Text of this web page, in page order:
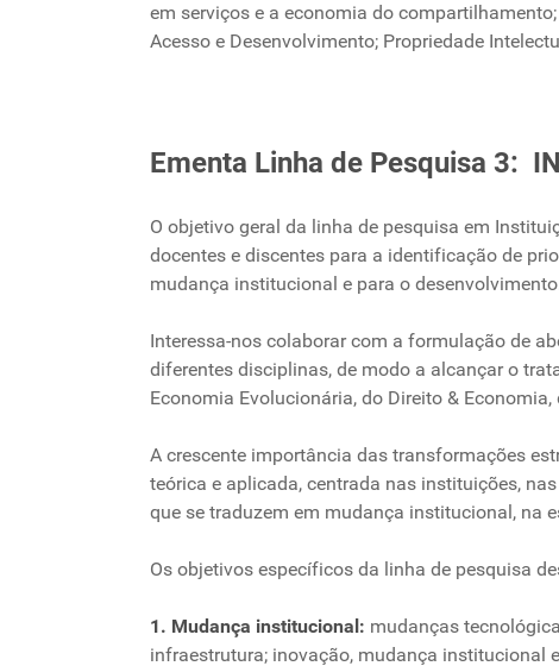
em serviços e a economia do
Acesso e Desenvolvimento; Propriedade
Ementa Linha de Pesquisa 3:
O objetivo geral da linha de pesquisa em
docentes e discentes para a identificação de
mudança institucional e para o
Interessa-nos colaborar com a formulação de
diferentes disciplinas, de modo a alcançar o
Economia Evolucionária, do Direito &
A crescente importância das transformações
teórica e aplicada, centrada nas instituições,
que se traduzem em mudança institucional, na
Os objetivos específicos da linha de pesquisa
1. Mudança institucional: mudanças
infraestrutura; inovação, mudança institucional